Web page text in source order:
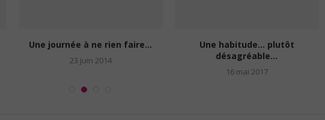
Une journée à ne rien faire…
23 juin 2014
Une habitude… plutôt
désagréable…
16 mai 2017